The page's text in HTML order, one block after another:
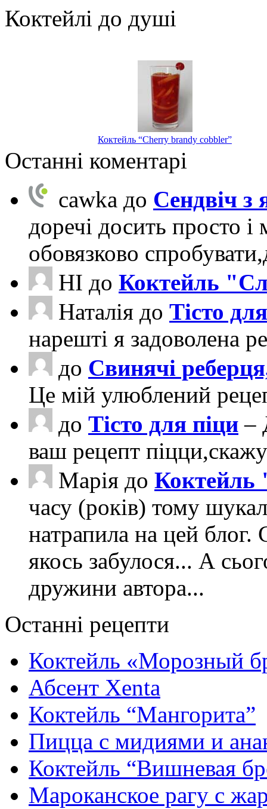
Коктейлі до душі
Коктейль “Cherry brandy cobbler”
Останні коментарі
cawka до Сендвіч з
доречі досить просто
обовязково
НІ до Коктейль
Наталія до Тісто
нарешті я задоволена
до Свинячі
Це мій улюблений
до Тісто для піци –
ваш рецепт
Марія до Коктейль
часу (років) тому
натрапила на цей блог.
якось забулося... А
дружини автора...
Останні рецепти
Коктейль «Морозный
Абсент Xenta
Коктейль “Мангорита”
Пицца с мидиями и
Коктейль “Вишневая
Мароканское рагу с